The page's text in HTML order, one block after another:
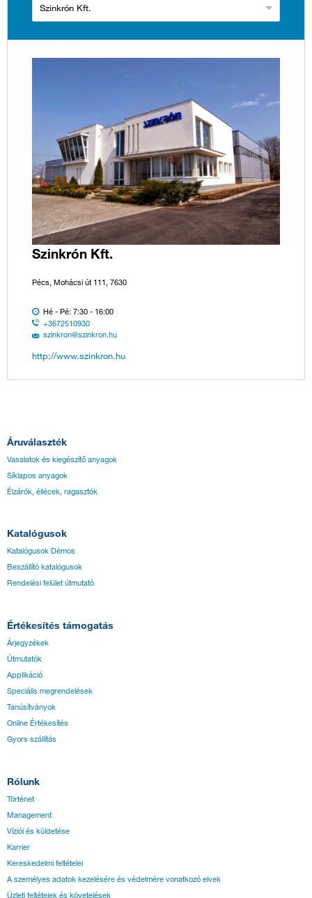
Szinkrón Kft.
Szinkrón Kft.
Pécs, Mohácsi út 111, 7630
Hé - Pé: 7:30 - 16:00
+3672510930
szinkron@szinkron.hu
http://www.szinkron.hu
Áruválaszték
Vasalatok és kiegészítő anyagok
Síklapos anyagok
Élzárók, éllécek, ragasztók
Katalógusok
Katalógusok Démos
Beszállító katalógusok
Rendelési felület útmutató
Értékesítés támogatás
Árjegyzékek
Útmutatók
Applikáció
Speciális megrendelések
Tanúsítványok
Online Értékesítés
Gyors szállítás
Rólunk
Történet
Management
Víziói és küldetése
Karrier
Kereskedelmi feltételei
A személyes adatok kezelésére és védelmére vonatkozó elvek
Üzleti feltételek és követelések